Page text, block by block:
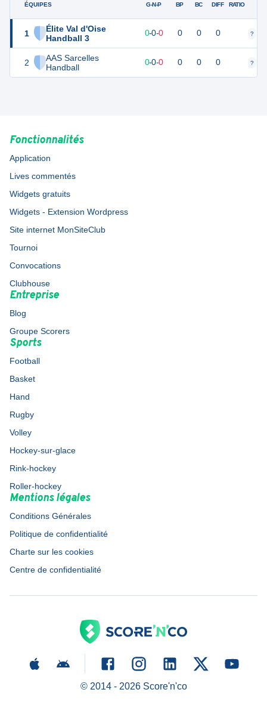
ÉQUIPES
1
Élite Val d'Oise
Handball 3
2
AAS Sarcelles
Handball
G-N-P BP BC DIFF RATIO
0-0-0 0 0 0 ?
0-0-0 0 0 0 ?
Fonctionnalités
Application
Lives commentés
Widgets gratuits
Widgets - Extension Wordpress
Site internet MonSiteClub
Tournoi
Convocations
Clubhouse
Entreprise
Blog
Groupe Scorers
Sports
Football
Basket
Hand
Rugby
Volley
Hockey-sur-glace
Rink-hockey
Roller-hockey
Mentions légales
Conditions Générales
Politique de confidentialité
Charte sur les cookies
Centre de confidentialité
© 2014 - 2026Score'n'co